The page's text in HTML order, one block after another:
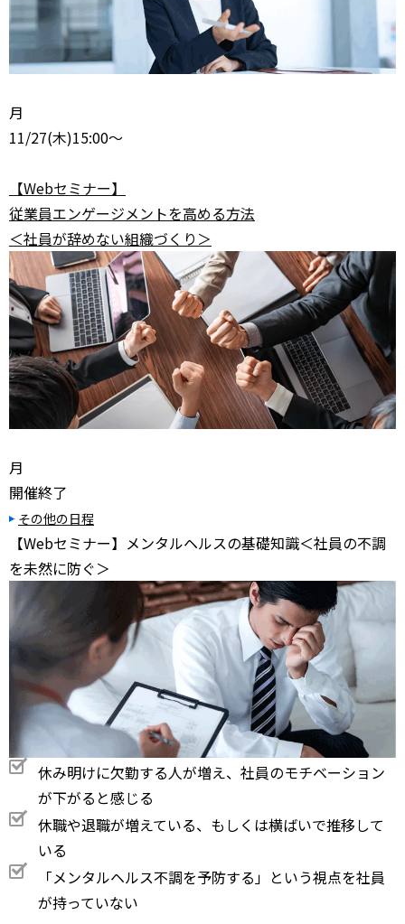
月
11/27(木)15:00～
【Webセミナー】
従業員エンゲージメントを高める方法
＜社員が辞めない組織づくり＞
月
開催終了
その他の日程
【Webセミナー】メンタルヘルスの基礎知識＜社員の不調
を未然に防ぐ＞
休み明けに欠勤する人が増え、社員のモチベーション
が下がると感じる
休職や退職が増えている、もしくは横ばいで推移して
いる
「メンタルヘルス不調を予防する」という視点を社員
が持っていない